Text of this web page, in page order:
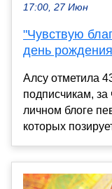
17:00, 27 Июн
"Чувствую
день рождения
Алсу отметила
подписчикам,
личном блоге
которых